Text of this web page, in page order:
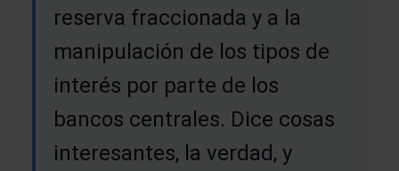
reserva fraccionada y a la
manipulación de los tipos de
interés por parte de los
bancos centrales. Dice cosas
interesantes, la verdad, y